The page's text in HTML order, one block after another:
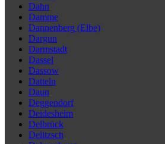
Dahn
Damme
Dannenberg (Elbe)
Dargun
Darmstadt
Dassel
Dassow
Datteln
Daun
Deggendorf
Deidesheim
Delbrück
Delitzsch